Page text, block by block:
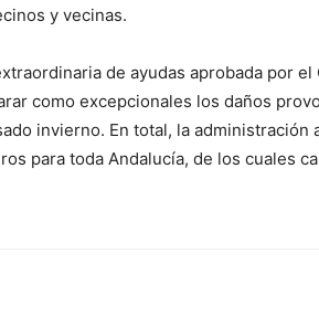
y vecinas.
de ayudas aprobada por el
como excepcionales los daños
invierno. En total, la administración
para toda Andalucía, de los cuales